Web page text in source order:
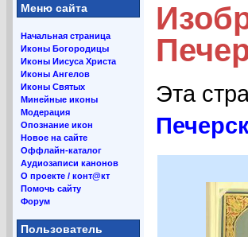
Меню сайта
Начальная страница
Иконы Богородицы
Иконы Иисуса Христа
Иконы Ангелов
Иконы Святых
Минейные иконы
Модерация
Опознание икон
Новое на сайте
Оффлайн-каталог
Аудиозаписи канонов
О проекте / конт@кт
Помочь сайту
Форум
Пользователь
Эта